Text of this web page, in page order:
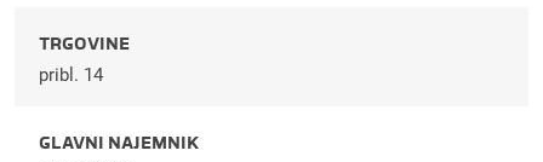
TRGOVINE
pribl. 14
GLAVNI NAJEMNIK